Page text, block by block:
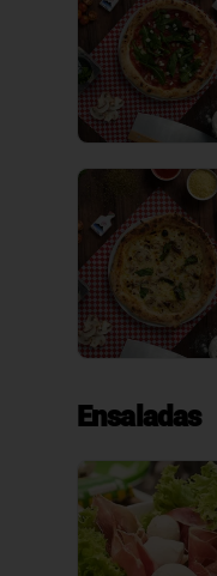
Ensaladas